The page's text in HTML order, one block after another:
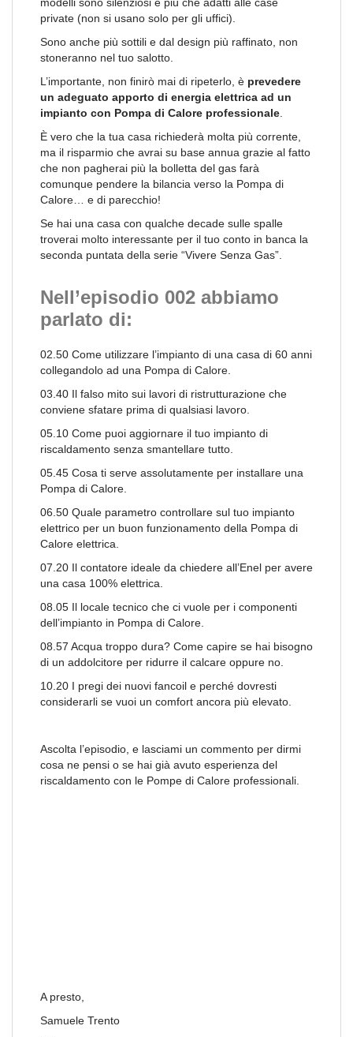
private (non si usano solo per gli uffici).
Sono anche più sottili e dal design più raffinato, non
stoneranno nel tuo salotto.
L’importante, non finirò mai di ripeterlo, è prevedere
un adeguato apporto di energia elettrica ad un
impianto con Pompa di Calore professionale
È vero che la tua casa richiederà molta più corrente,
ma il risparmio che avrai su base annua grazie al fatto
che non pagherai più la bolletta del gas farà
comunque pendere la bilancia verso la Pompa di
Calore… e di parecchio!
Se hai una casa con qualche decade sulle spalle
troverai molto interessante per il tuo conto in banca la
seconda puntata della serie “Vivere Senza Gas”.
Nell’episodio 002 abbiamo
parlato di:
02.50 Come utilizzare l’impianto di una casa di 60 anni
collegandolo ad una Pompa di Calore.
03.40 Il falso mito sui lavori di ristrutturazione che
conviene sfatare prima di qualsiasi lavoro.
05.10 Come puoi aggiornare il tuo impianto di
riscaldamento senza smantellare tutto.
05.45 Cosa ti serve assolutamente per installare una
Pompa di Calore.
06.50 Quale parametro controllare sul tuo impianto
elettrico per un buon funzionamento della Pompa di
Calore elettrica.
07.20 Il contatore ideale da chiedere all’Enel per avere
una casa 100% elettrica.
08.05 Il locale tecnico che ci vuole per i componenti
dell’impianto in Pompa di Calore.
08.57 Acqua troppo dura? Come capire se hai bisogno
di un addolcitore per ridurre il calcare oppure no.
10.20 I pregi dei nuovi fancoil e perché dovresti
considerarli se vuoi un comfort ancora più elevato.
Ascolta l’episodio, e lasciami un commento per dirmi
cosa ne pensi o se hai già avuto esperienza del
riscaldamento con le Pompe di Calore professionali.
A presto,
Samuele Trento